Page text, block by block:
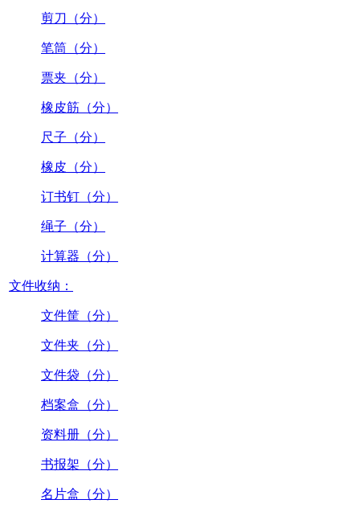
剪刀（分）
笔筒（分）
票夹（分）
橡皮筋（分）
尺子（分）
橡皮（分）
订书钉（分）
绳子（分）
计算器（分）
文件收纳：
文件筐（分）
文件夹（分）
文件袋（分）
档案盒（分）
资料册（分）
书报架（分）
名片盒（分）